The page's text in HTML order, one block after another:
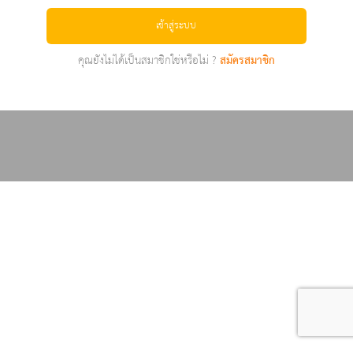
เข้าสู่ระบบ
คุณยังไม่ได้เป็นสมาชิกใช่หรือไม่ ?สมัครสมาชิก